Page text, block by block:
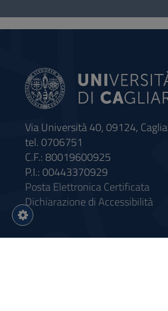
social
Via Università 40, 09124,
tel. 0706751
C.F.: 80019600925
P.I.: 00443370929
Posta Elettronica Certificata
Dichiarazione di Accessibilità
Impostazioni
cookie